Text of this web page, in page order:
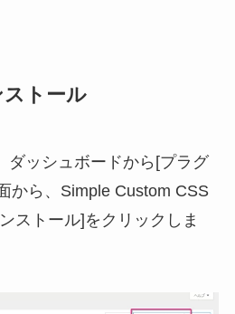
トール
ダッシュボードから[プラグ
から、Simple Custom CSS
ストール]をクリックしま